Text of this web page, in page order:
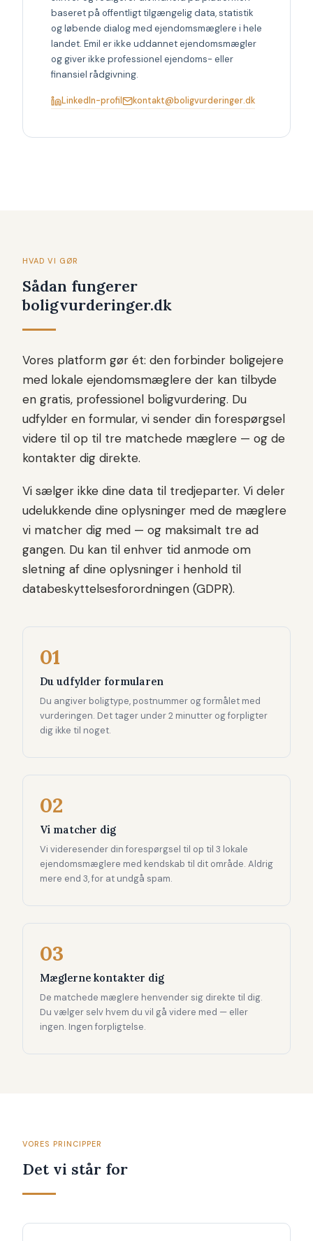
baseret på offentligt tilgængelig data, statistik
og løbende dialog med ejendomsmæglere i hele
landet. Emil er ikke uddannet ejendomsmægler
og giver ikke professionel ejendoms- eller
finansiel rådgivning.
LinkedIn-profil kontakt@boligvurderinger.dk
HVAD VI GØR
Sådan fungerer
boligvurderinger.dk
Vores platform gør ét: den forbinder boligejere
med lokale ejendomsmæglere der kan tilbyde
en gratis, professionel boligvurdering. Du
udfylder en formular, vi sender din forespørgsel
videre til op til tre matchede mæglere — og de
kontakter dig direkte.
Vi sælger ikke dine data til tredjeparter. Vi deler
udelukkende dine oplysninger med de mæglere
vi matcher dig med — og maksimalt tre ad
gangen. Du kan til enhver tid anmode om
sletning af dine oplysninger i henhold til
databeskyttelsesforordningen (GDPR).
01
Du udfylder formularen
Du angiver boligtype, postnummer og formålet med
vurderingen. Det tager under 2 minutter og forpligter
dig ikke til noget.
02
Vi matcher dig
Vi videresender din forespørgsel til op til 3 lokale
ejendomsmæglere med kendskab til dit område. Aldrig
mere end 3, for at undgå spam.
03
Mæglerne kontakter dig
De matchede mæglere henvender sig direkte til dig.
Du vælger selv hvem du vil gå videre med — eller
ingen. Ingen forpligtelse.
VORES PRINCIPPER
Det vi står for